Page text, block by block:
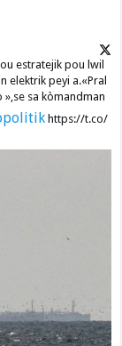
estratejik pou lwil
elektrik peyi a.​«Pral
sa kòmandman
https://t.co/